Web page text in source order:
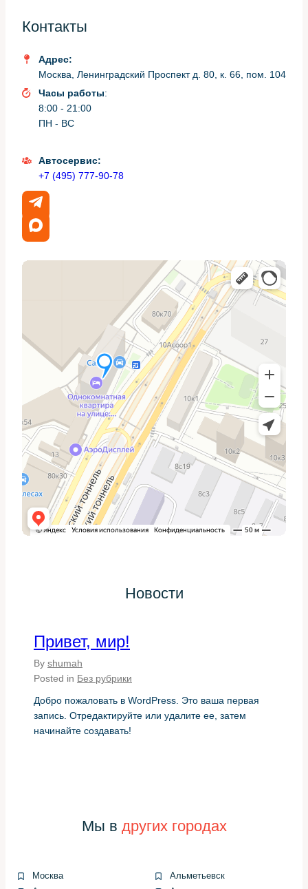
Таблица: симптомы, возможные
причины и первые шаги
Симптом
Стук при езде
шарнир тяги
Люфт в руле
развала/схождения
из-за игры в руле
Визуальная
проверка
пыльников и
шарниров
Диагностика: что делаю
первым делом
Начинаю с простых, но точных действий: поднимаю
переднюю часть на подставках, вывешиваю колесо и
проверяю люфт рукой — сначала боковое, затем
вверх-вниз. При наличии игры слышен характерный
звук и ощущается свободный ход. Это экономит время
и направляет на нужную деталь.
Проверяю состояние пыльников: трещина или потеря
эластичности почти всегда означает попадание грязи и
преждевременный износ шарнира. Затем осматриваю
рулевой наконечник и тягу на предмет механических
Инструменты и материалы
работу быстро и аккуратно. Обязательно потребуется
съемник шаровых, набор ключей и
динамометрический ключ для окончательной затяжки.
Понадобятся новые рулевые тяги или наконечники,
пыльники и при необходимости новые фиксаторы и
шплинты.
Гидравлический подъемник или домкрат с
качественные аналоги)
деталей
Контакты
Адрес:
Москва, Ленинградский Проспект д. 80, к. 66, пом. 104
Часы работы:
8:00 - 21:00
ПН - ВС
Автосервис:
+7 (495) 777-90-78
Новости
Привет, мир!
By shumah
Posted in Без рубрики
Добро пожаловать в WordPress. Это ваша первая
запись. Отредактируйте или удалите ее, затем
начинайте создавать!
Мы в других городах
Москва
Альметьевск